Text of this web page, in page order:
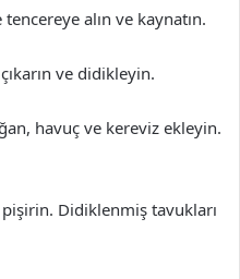
alın ve kaynatın.
ve didikleyin.
havuç ve kereviz ekleyin.
Didiklenmiş tavukları